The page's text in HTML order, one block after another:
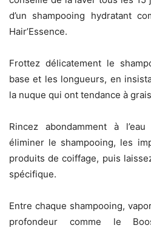
d’un shampooing hydratant
Hair’Essence.
Frottez délicatement le
base et les longueurs, en
la nuque qui ont tendance à
Rincez abondamment à
éliminer le shampooing, les
produits de coiffage, puis
spécifique.
Entre chaque shampooing,
profondeur comme le